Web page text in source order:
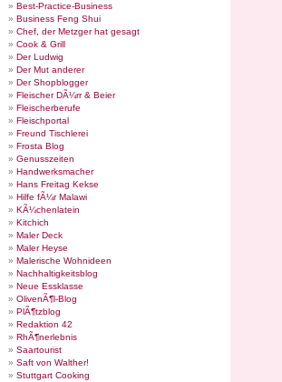
Best-Practice-Business
Business Feng Shui
Chef, der Metzger hat gesagt
Cook & Grill
Der Ludwig
Der Mut anderer
Der Shopblogger
Fleischer DÃ¼rr & Beier
Fleischerberufe
Fleischportal
Freund Tischlerei
Frosta Blog
Genusszeiten
Handwerksmacher
Hans Freitag Kekse
Hilfe fÃ¼r Malawi
KÃ¼chenlatein
Kitchich
Maler Deck
Maler Heyse
Malerische Wohnideen
Nachhaltigkeitsblog
Neue Essklasse
OlivenÃ¶l-Blog
PlÃ¶tzblog
Redaktion 42
RhÃ¶nerlebnis
Saartourist
Saft von Walther!
Stuttgart Cooking